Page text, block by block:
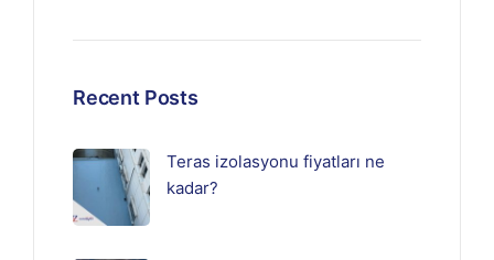
Recent Posts
Teras izolasyonu fiyatları ne
kadar?